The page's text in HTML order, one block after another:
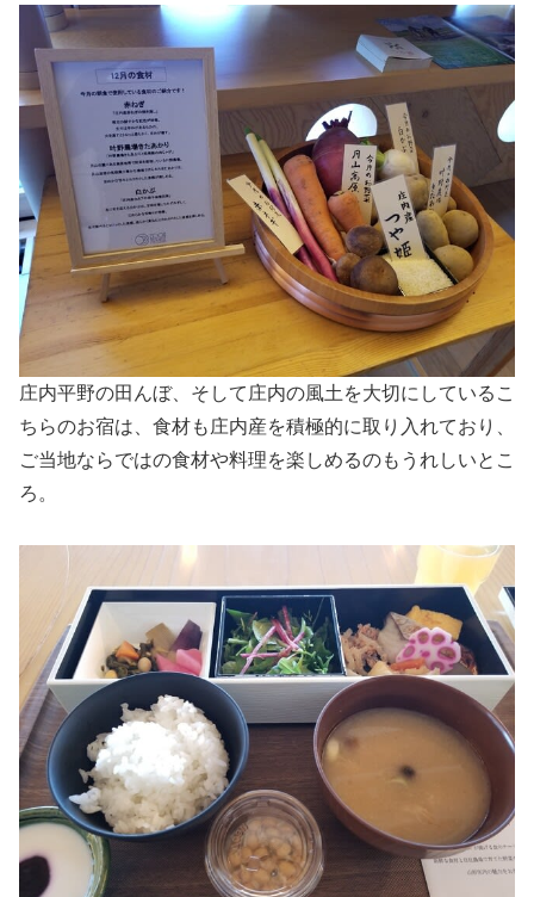
庄内平野の田んぼ、そして庄内の風土を大切にしているこ
ちらのお宿は、食材も庄内産を積極的に取り入れており、
ご当地ならではの食材や料理を楽しめるのもうれしいとこ
ろ。